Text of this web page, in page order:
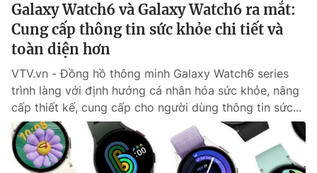
VTV9 VTV8
Liên hệ tòa soạn
THỜI BÁO VTV
Galaxy Watch6 và Galaxy Watch6 ra mắt:
Cung cấp thông tin sức khỏe chi tiết và
toàn diện hơn
VTV.vn - Đồng hồ thông minh Galaxy Watch6 series
trình làng với định hướng cá nhân hóa sức khỏe, nâng
cấp thiết kế, cung cấp cho người dùng thông tin sức...